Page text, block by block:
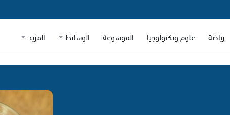
رياضة علوم وتكنولوجيا الموسوعة الوسائط المزيد